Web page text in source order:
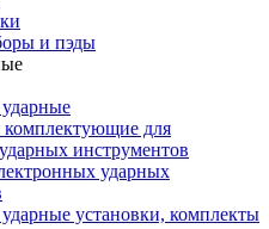
и пэды
комплектующие для
инструментов
ударных
установки, комплекты